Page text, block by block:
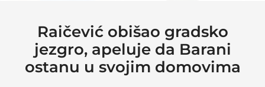
Raičević obišao gradsko
jezgro, apeluje da Barani
ostanu u svojim domovima